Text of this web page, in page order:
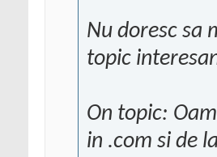
Nu doresc sa
topic
On topic:
in .com si de